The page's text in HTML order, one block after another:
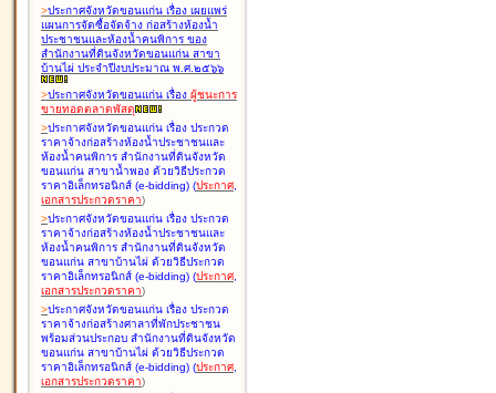
>ประกาศจังหวัดขอนแก่น เรื่อง เผยแพร่
แผนการจัดซื้อจัดจ้าง ก่อสร้างห้องน้ำ
ประชาชนและห้องน้ำคนพิการ ของ
สำนักงานที่ดินจังหวัดขอนแก่น สาขา
บ้านไผ่ ประจำปีงบประมาณ พ.ศ.๒๕๖๖
>ประกาศจังหวัดขอนแก่น เรื่อง ผู้ชนะการ
ขายทอดตลาดพัสดุ
>ประกาศจังหวัดขอนแก่น เรื่อง ประกวด
ราคาจ้างก่อสร้างห้องน้ำประชาชนและ
ห้องน้ำคนพิการ สำนักงานที่ดินจังหวัด
ขอนแก่น สาขาน้ำพอง ด้วยวิธีประกวด
ราคาอิเล็กทรอนิกส์ (e-bidding) (ประกาศ,
เอกสารประกวดราคา)
>ประกาศจังหวัดขอนแก่น เรื่อง ประกวด
ราคาจ้างก่อสร้างห้องน้ำประชาชนและ
ห้องน้ำคนพิการ สำนักงานที่ดินจังหวัด
ขอนแก่น สาขาบ้านไผ่ ด้วยวิธีประกวด
ราคาอิเล็กทรอนิกส์ (e-bidding) (ประกาศ,
เอกสารประกวดราคา)
>ประกาศจังหวัดขอนแก่น เรื่อง ประกวด
ราคาจ้างก่อสร้างศาลาที่พักประชาชน
พร้อมส่วนประกอบ สำนักงานที่ดินจังหวัด
ขอนแก่น สาขาบ้านไผ่ ด้วยวิธีประกวด
ราคาอิเล็กทรอนิกส์ (e-bidding) (ประกาศ,
เอกสารประกวดราคา)